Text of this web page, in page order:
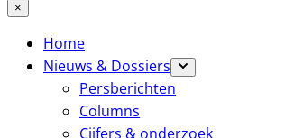
×
Home
Nieuws & Dossiers
Persberichten
Columns
Cijfers & onderzoek